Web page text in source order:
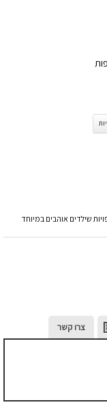
שילדים אוהבים במיוחד
צרו קשר